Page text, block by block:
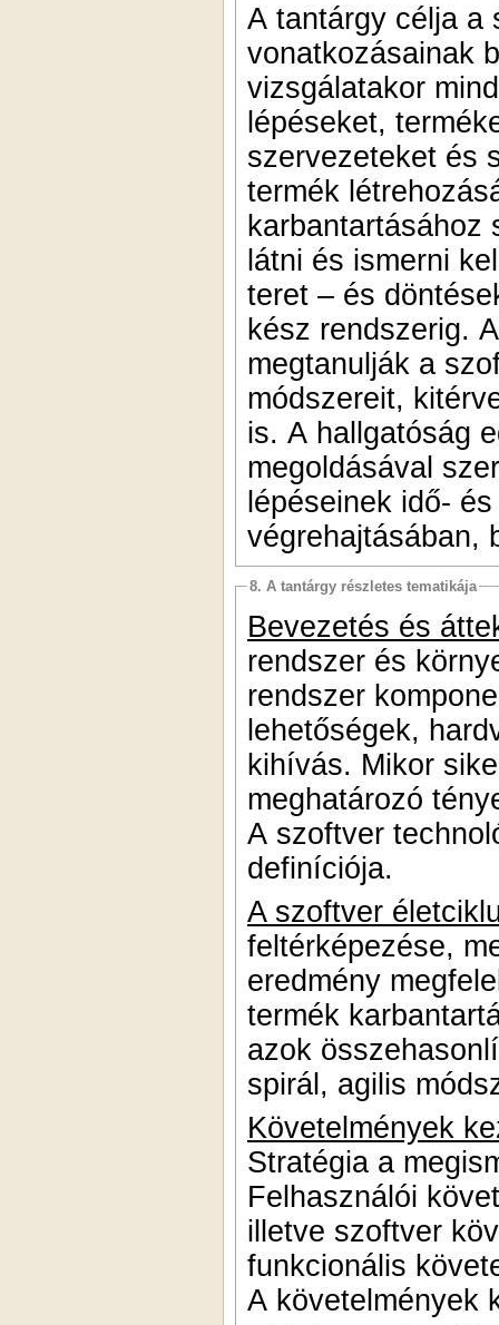
A tantárgy célja a
vonatkozásainak
vizsgálatakor
lépéseket,
szervezeteket és
termék
karbantartásához
látni és ismerni
teret – és
kész rendszerig.
megtanulják a
módszereit,
is. A hallgatóság
megoldásával
lépéseinek idő-
végrehajtásában,
8. A tantárgy részletes tematikája
Bevezetés és
rendszer és
rendszer
lehetőségek,
kihívás. Mikor
meghatározó
A szoftver
definíciója.
A szoftver
feltérképezése,
eredmény
termék
azok
spirál, agilis
Követelmények
Stratégia a
Felhasználói
illetve szoftver
funkcionális
A követelmények